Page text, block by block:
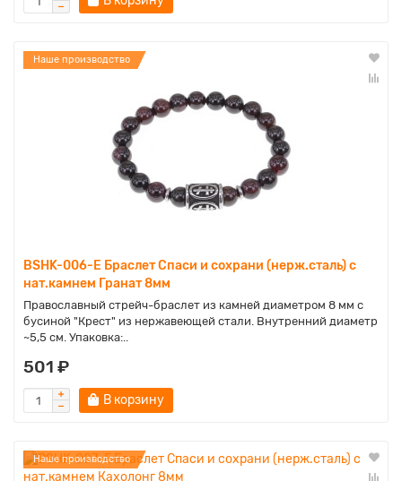
Наше производство
BSHK-006-E Браслет Спаси и сохрани (нерж.сталь) с
нат.камнем Гранат 8мм
Православный стрейч-браслет из камней диаметром 8 мм с
бусиной "Крест" из нержавеющей стали. Внутренний диаметр
~5,5 см. Упаковка:..
501 ₽
В корзину
Наше производство